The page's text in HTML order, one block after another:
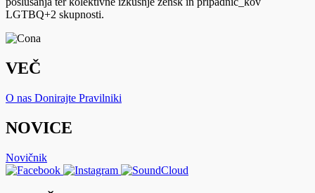
LGTBQ+2 skupnosti.
VEČ
O nas Donirajte Pravilniki
NOVICE
Novičnik